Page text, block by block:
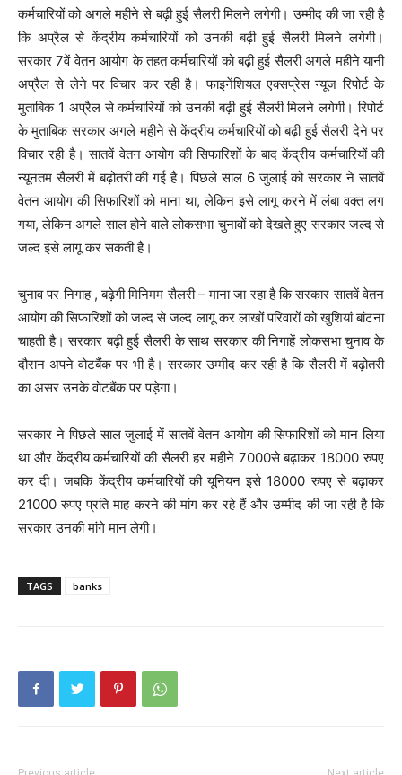
कर्मचारियों को अगले महीने से बढ़ी हुई सैलरी मिलने लगेगी। उम्मीद की जा रही है
कि अप्रैल से केंद्रीय कर्मचारियों को उनकी बढ़ी हुई सैलरी मिलने लगेगी।
सरकार 7वें वेतन आयोग के तहत कर्मचारियों को बढ़ी हुई सैलरी अगले महीने यानी
अप्रैल से लेने पर विचार कर रही है। फाइनेंशियल एक्‍सप्रेस न्‍यूज रिपोर्ट के
मुताबिक 1 अप्रैल से कर्मचारियों को उनकी बढ़ी हुई सैलरी मिलने लगेगी। रिपोर्ट
के मुताबिक सरकार अगले महीने से केंद्रीय कर्मचारियों को बढ़ी हुई सैलरी देने पर
विचार रही है। सातवें वेतन आयोग की सिफारिशों के बाद केंद्रीय कर्मचारियों की
न्यूनतम सैलरी में बढ़ोतरी की गई है। पिछले साल 6 जुलाई को सरकार ने सातवें
वेतन आयोग की सिफारिशों को माना था, लेकिन इसे लागू करने में लंबा वक्त लग
गया, लेकिन अगले साल होने वाले लोकसभा चुनावों को देखते हुए सरकार जल्द से
जल्द इसे लागू कर सकती है।
चुनाव पर निगाह , बढ़ेगी मिनिमम सैलरी – माना जा रहा है कि सरकार सातवें वेतन
आयोग की सिफारिशों को जल्द से जल्द लागू कर लाखों परिवारों को खुशियां बांटना
चाहती है। सरकार बढ़ी हुई सैलरी के साथ सरकार की निगाहें लोकसभा चुनाव के
दौरान अपने वोटबैंक पर भी है। सरकार उम्मीद कर रही है कि सैलरी में बढ़ोतरी
का असर उनके वोटबैंक पर पड़ेगा।
सरकार ने पिछले साल जुलाई में सातवें वेतन आयोग की सिफारिशों को मान लिया
था और केंद्रीय कर्मचारियों की सैलरी हर महीने 7000से बढ़ाकर 18000 रुपए
कर दी। जबकि केंद्रीय कर्मचारियों की यूनियन इसे 18000 रुपए से बढ़ाकर
21000 रुपए प्रति माह करने की मांग कर रहे हैं और उम्मीद की जा रही है कि
सरकार उनकी मांगे मान लेगी।
TAGS banks